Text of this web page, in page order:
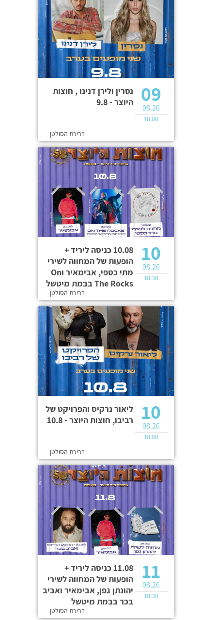
נסרין ולירן דנינו , חוצות
היוצר - 9.8
בריכת הסולטן
09
08.26
18:00
10.08 כניסה ליריד +
הופעות של המחווה לשירי
מתי כספי, אבימאיר וOn
The Rocks בבמת מיטשל
בריכת הסולטן
10
08.26
18:30
ליאור נרקיס והפרויקט של
רביבו, חוצות היוצר - 10.8
בריכת הסולטן
10
08.26
18:00
11.08 כניסה ליריד +
הופעות של המחווה לשירי
יהונתן גפן, אבימאיר ואביב
בכר בבמת מיטשל
בריכת הסולטן
11
08.26
18:30